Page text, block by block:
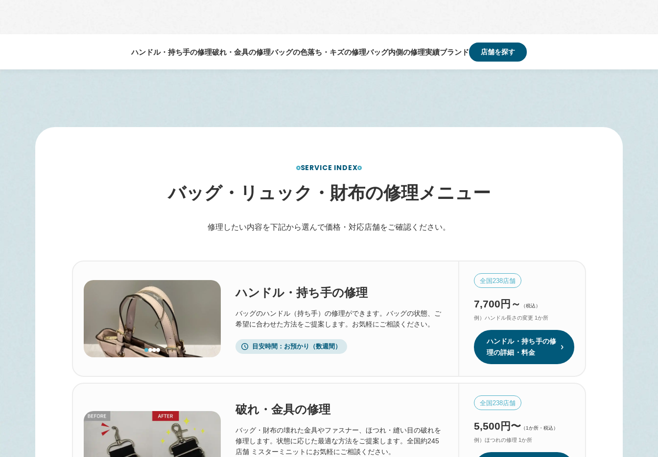
ハンドル・持ち手の修理破れ・金具の修理バッグの色落ち・キズの修理バッグ内側の修理実績ブランド 店舗を探す
SERVICE INDEX
バッグ・ リ ュ ック ・ 財布の修理メ ニュー
修理したい内容を下記から選んで価格・対応店舗をご確認ください。
ハンドル・持ち手の修理
バッグのハンドル（持ち手）の修理ができます。バッグの状態、ご
希望に合わせた方法をご提案します。お気軽にご相談ください。
目安時間 お預かり（数週間）
全国238店舗
7,700円～ （税込）
例）ハンドル長さの変更 1か所
ハンドル・持ち手の修
理の詳細・料金
破れ・金具の修理
バッグ・財布の壊れた金具やファスナー、ほつれ・縫い目の破れを
修理します。状態に応じた最適な方法をご提案します。全国約245
店舗 ミスターミニットにお気軽にご相談ください。
全国238店舗
5,500円〜 （1か所・税込）
例）ほつれの修理 1か所